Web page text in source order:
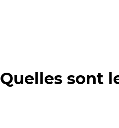
Quelles sont